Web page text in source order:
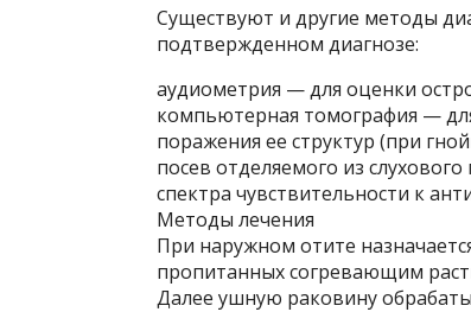
Существуют и другие методы
подтвержденном диагнозе:
аудиометрия — для оценки
компьютерная томография —
поражения ее структур (при
посев отделяемого из
спектра чувствительности к
Методы лечения
При наружном отите
пропитанных согревающим
Далее ушную раковину